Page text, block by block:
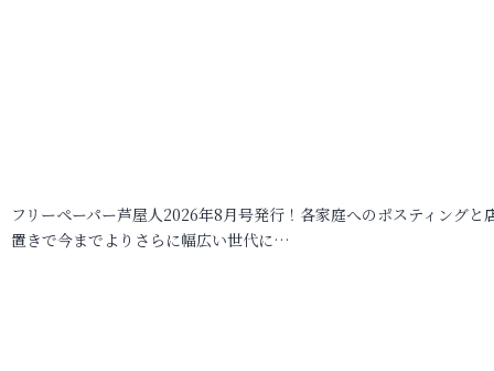
フリーペーパー芦屋人2026年8月号発行！各家庭へのポスティングと
置きで今までよりさらに幅広い世代に…